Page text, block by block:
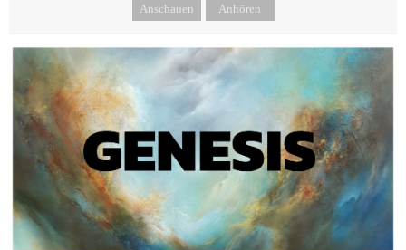
Anschauen Anhören